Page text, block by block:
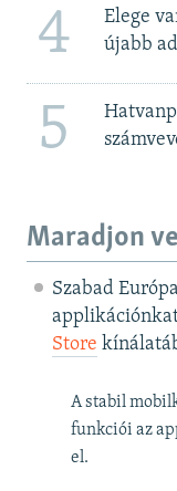
4
Elege
újabb
5
Maradjon
Szabad Európa
Store
A stabil
funkciói az
el.